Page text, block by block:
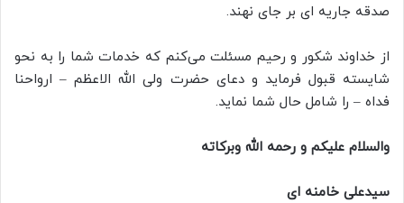
صدقه جاریه ای بر جای نهند.
از خداوند شکور و رحیم مسئلت می‌کنم که خدمات شما را به نحو
شایسته قبول فرماید و دعای حضرت ولی الله الاعظم – ارواحنا
فداه – را شامل حال شما نماید.
والسلام علیکم و رحمه الله وبرکاته
سیدعلی خامنه ای